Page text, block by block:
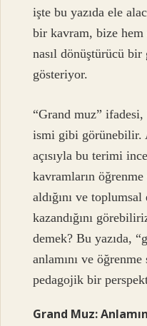
işte bu yazıda ele
bir kavram, bize
nasıl dönüştürücü
gösteriyor.
“Grand muz”
ismi gibi görünebilir.
açısıyla bu terimi
kavramların
aldığını ve
kazandığını
demek? Bu yazıda,
anlamını ve
pedagojik bir
Grand Muz: